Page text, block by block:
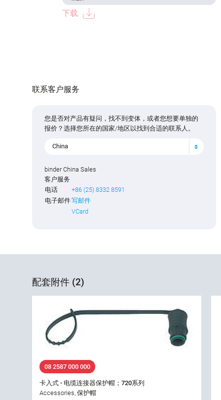
下载
联系客户服务
您是否对产品有疑问，找不到变体，或者您想要单独的
报价？选择您所在的国家/地区以找到合适的联系人。
China
binder China Sales
客户服务
电话
+86 (25) 8332 8591
电子邮件写邮件
VCard
配套附件 (2)
08 2587 000 000
卡入式 - 电缆连接器保护帽；720系列
Accessories, 保护帽